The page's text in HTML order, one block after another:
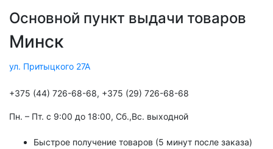
Основной пункт выдачи товаров
Минск
ул. Притыцкого 27А
+375 (44) 726-68-68, +375 (29) 726-68-68
Пн. – Пт. с 9:00 до 18:00, Cб.,Вс. выходной
Быстрое получение товаров (5 минут после заказа)